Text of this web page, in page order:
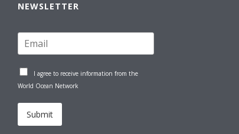
NEWSLETTER
I agree to receive information from the
World Ocean Network
Submit